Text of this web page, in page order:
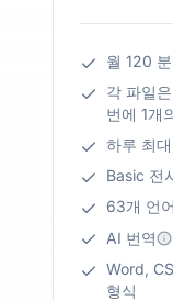
월 120
각 파일
번에 1개
하루 최
Basic 전
63개 언
AI 번역
Word,
형식